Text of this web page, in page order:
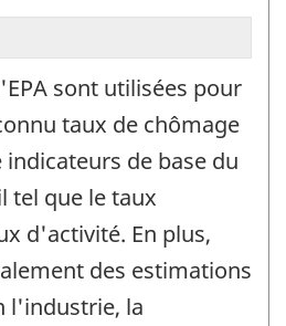
sont utilisées pour
taux de chômage
de base du
tel que le taux
d'activité. En plus,
des estimations
l'industrie, la